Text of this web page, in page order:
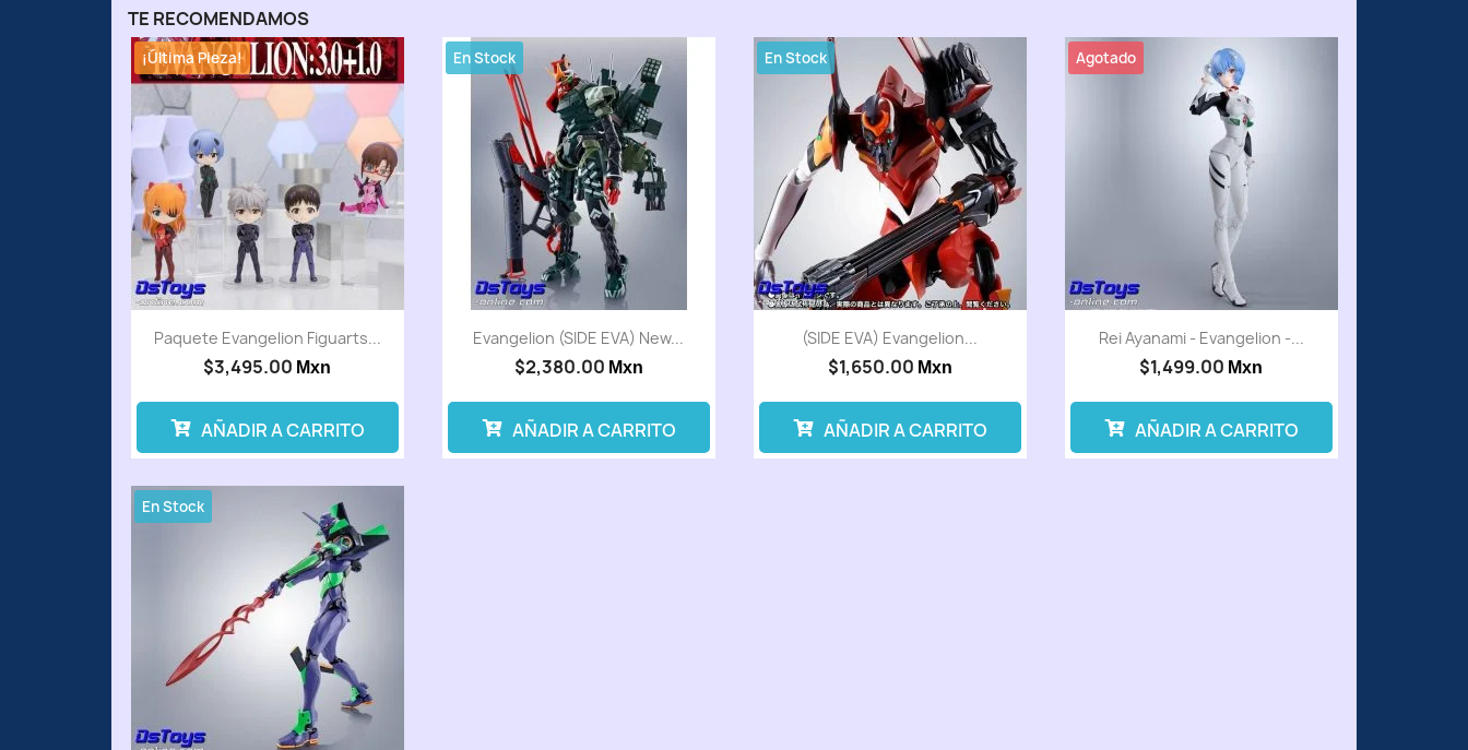
TE RECOMENDAMOS
Paquete Evangelion Figuarts...
$3,495.00 Mxn
¡Última Pieza!
AÑADIR A CARRITO
Evangelion (SIDE EVA) New...
$2,380.00 Mxn
En Stock
AÑADIR A CARRITO
(SIDE EVA) Evangelion...
$1,650.00 Mxn
En Stock
AÑADIR A CARRITO
Rei Ayanami - Evangelion -...
$1,499.00 Mxn
Agotado
AÑADIR A CARRITO
En Stock